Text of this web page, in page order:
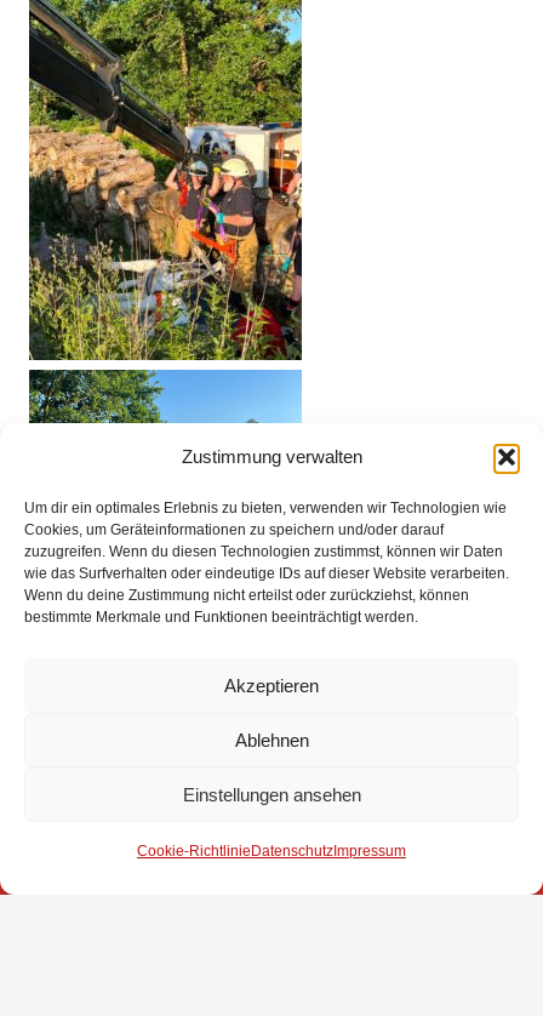
Zustimmung verwalten
Um dir ein optimales Erlebnis zu bieten, verwenden wir Technologien wie
Cookies, um Geräteinformationen zu speichern und/oder darauf
zuzugreifen. Wenn du diesen Technologien zustimmst, können wir Daten
wie das Surfverhalten oder eindeutige IDs auf dieser Website verarbeiten.
Wenn du deine Zustimmung nicht erteilst oder zurückziehst, können
bestimmte Merkmale und Funktionen beeinträchtigt werden.
Akzeptieren
Ablehnen
Einstellungen ansehen
Cookie-Richtlinie Datenschutz Impressum